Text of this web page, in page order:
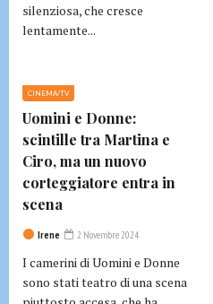
silenziosa, che cresce
lentamente...
CINEMA/TV
Uomini e Donne:
scintille tra Martina e
Ciro, ma un nuovo
corteggiatore entra in
scena
Irene 2 Novembre 2024
I camerini di Uomini e Donne
sono stati teatro di una scena